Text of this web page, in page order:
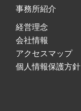
事務所紹介
経営理念
会社情報
アクセスマップ
個人情報保護方針